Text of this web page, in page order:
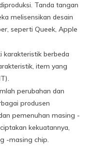
Tanda tangan
melisensikan desain
seperti Queek, Apple
karakteristik berbeda
item yang
perubahan dan
produsen
pemenuhan masing -
kekuatannya,
-masing chip.